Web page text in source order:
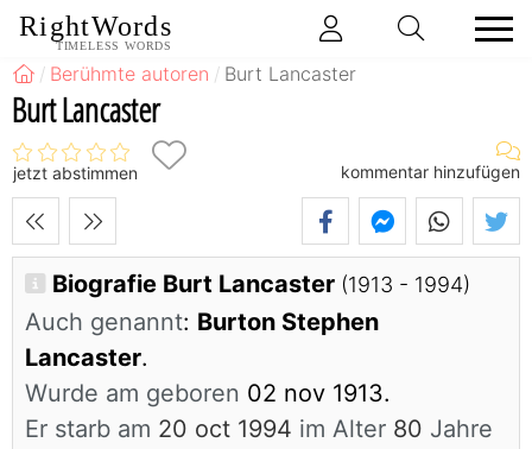
RightWords
TIMELESS WORDS
Berühmte autoren Burt Lancaster
Burt Lancaster
jetzt abstimmen kommentar hinzufügen
Biografie Burt Lancaster (1913 - 1994)
Auch genannt: Burton Stephen
Lancaster.
Wurde am geboren 02 nov 1913.
Er starb am 20 oct 1994 im Alter 80 Jahre